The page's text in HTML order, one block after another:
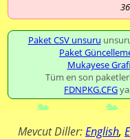
Paket CSV unsuru
Paket
Mukayese
Tüm en son
FDNPKG.CFG
Mevcut Diller:English,